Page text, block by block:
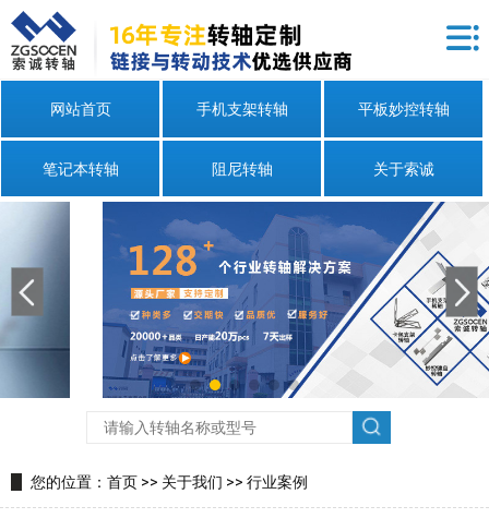
网站首页 手机支架转轴 平板妙控转轴
笔记本转轴 阻尼转轴 关于索诚
您的位置： 首页 >> 关于我们 >> 行业案例